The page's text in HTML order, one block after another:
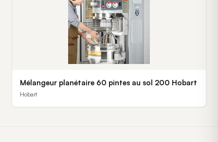
Mélangeur planétaire 60 pintes au sol 200 Hobart
Hobart